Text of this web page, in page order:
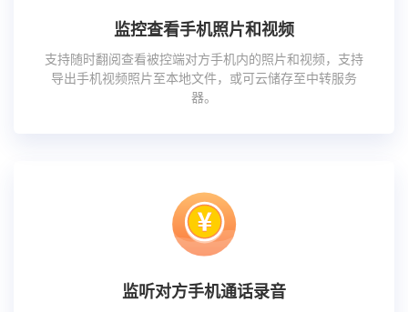
监控查看手机照片和视频
支持随时翻阅查看被控端对方手机内的照片和视频，支持
导出手机视频照片至本地文件，或可云储存至中转服务
器。
监听对方手机通话录音